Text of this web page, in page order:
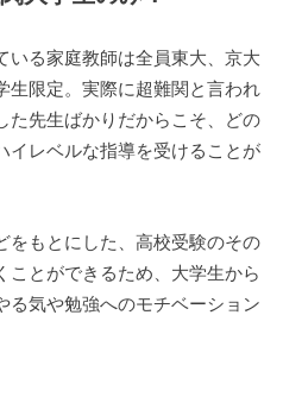
いる家庭教師は全員東大、京大
生限定。実際に超難関と言われ
た先生ばかりだからこそ、どの
イレベルな指導を受けることが
をもとにした、高校受験のその
ことができるため、大学生から
る気や勉強へのモチベーション